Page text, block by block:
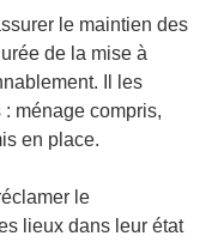
le maintien des
de la mise à
Il les
: ménage compris,
en place.
le
lieux dans leur état